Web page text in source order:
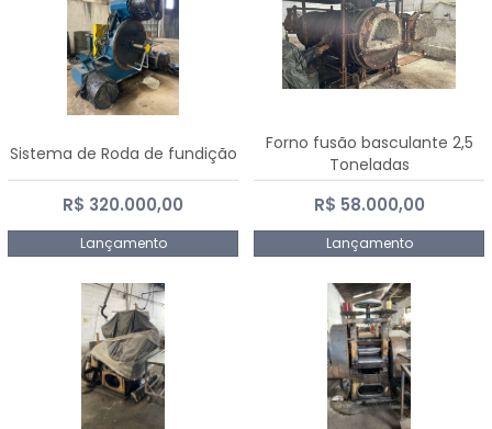
Sistema de Roda de fundição
R$ 320.000,00
Lançamento
Forno fusão basculante 2,5
Toneladas
R$ 58.000,00
Lançamento